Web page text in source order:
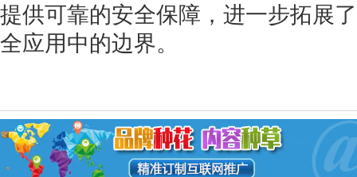
提供可靠的安全保障，进一步拓展
全应用中的边界。